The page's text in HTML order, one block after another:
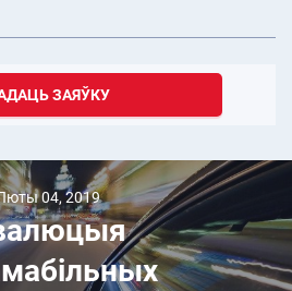
ЗАЯЎКУ
04, 2019